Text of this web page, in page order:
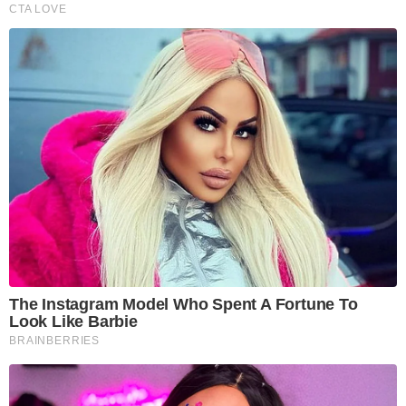
CTA LOVE
The Instagram Model Who Spent A Fortune To
Look Like Barbie
BRAINBERRIES